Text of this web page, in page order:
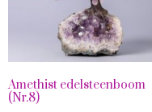
Amethist edelsteenboom
(Nr.8)